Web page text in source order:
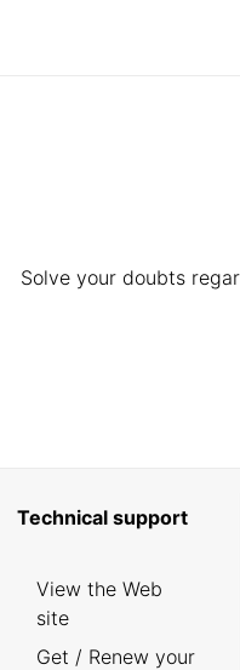
Solve your doubts
Technical support
View the Web
site
Get / Renew your